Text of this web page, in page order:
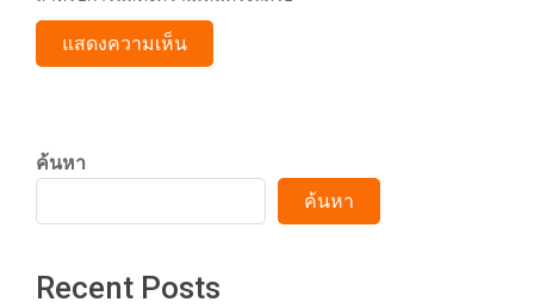
ค้นหา
ค้นหา
Recent Posts